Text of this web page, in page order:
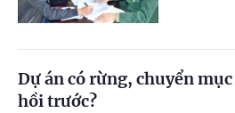
Dự án có rừng, chuyển
hồi trước?